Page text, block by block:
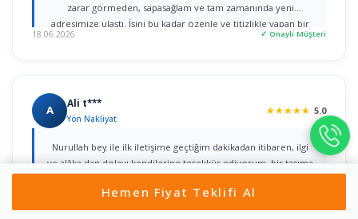
zarar görmeden, sapasağlam ve tam zamanında yeni
adresimize ulaştı. İşini bu kadar özenle ve titizlikle yapan bir
firmaya rastlamak gerçekten büyük şans. Herkese gönül
18.06.2026 ✓ Onaylı Müşteri
A Ali t***
Yön Nakliyat
★★★★★ 5.0
Nurullah bey ile ilk iletişime geçtiğim dakikadan itibaren, ilgi
ve alâka dan dolayı kendilerine teşekkür ediyorum. bir taşıma
yaptılar çok teşekkür ediyorum herkese tavsiye ediyorum
Gönül rahatlığıyla
Hemen Fiyat Teklifi Al